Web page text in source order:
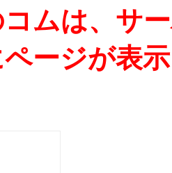
ムは、サ
ージが表